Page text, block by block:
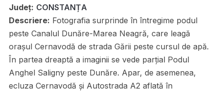
Județ: CONSTANȚA
Descriere: Fotografia surprinde în întregime podul
peste Canalul Dunăre-Marea Neagră, care leagă
orașul Cernavodă de strada Gării peste cursul de apă.
În partea dreaptă a imaginii se vede parțial Podul
Anghel Saligny peste Dunăre. Apar, de asemenea,
ecluza Cernavodă și Autostrada A2 aflată în